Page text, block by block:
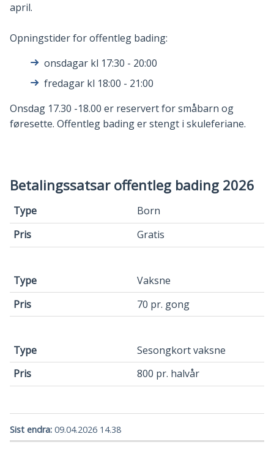
april.
Opningstider for offentleg bading:
onsdagar kl 17:30 - 20:00
fredagar kl 18:00 - 21:00
Onsdag 17.30 -18.00 er reservert for småbarn og
føresette. Offentleg bading er stengt i skuleferiane.
Betalingssatsar offentleg bading 2026
Type
Pris
Born
Gratis
Vaksne
70 pr. gong
Sesongkort vaksne
800 pr. halvår
Sist endra 09.04.2026 14.38